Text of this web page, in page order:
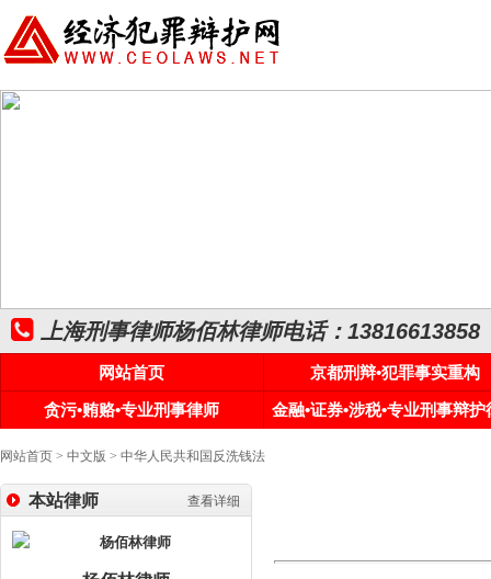
上海刑事律师杨佰林律师电话：13816613858
网站首页
京都刑辩•犯罪事实重构
贪污•贿赂•专业刑事律师
金融•证券•涉税•专业刑事辩护
网站首页 > 中文版 > 中华人民共和国反洗钱法
查看详细
本站律师